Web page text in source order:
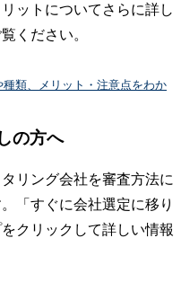
ットについてさらに詳し
ください。
類、メリット・注意点をわか
の方へ
リング会社を審査方法に
「すぐに会社選定に移り
クリックして詳しい情報